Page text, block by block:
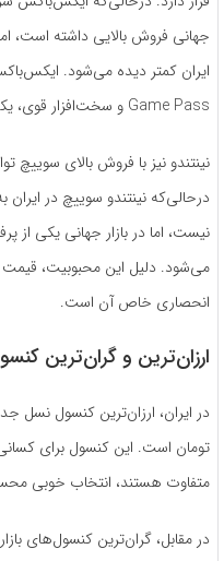
جهانی فروش بالایی داشته است،
Game Pass و سخت‌افزار قوی، یکی از گزینه‌های محبوب برای گیمرهاست.
نینتندو نیز با فروش بالای سوییچ
درحالی‌که نینتندو سوییچ در
نیست، اما در بازار جهانی یکی
می‌شود. دلیل این محبوبیت، قیمت
انحصاری خاص آن است.
ارزان‌ترین و گران‌ترین
تومان است. این کنسول برای
متفاوت هستند، انتخاب خوبی